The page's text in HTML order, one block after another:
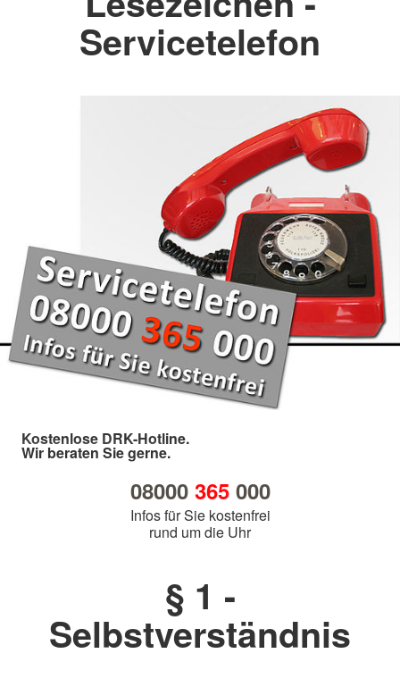
Servicetelefon
Kostenlose DRK-Hotline.
Wir beraten Sie gerne.
08000 365000
Infos für Sie kostenfrei
rund um die Uhr
§ 1 -
Selbstverständnis